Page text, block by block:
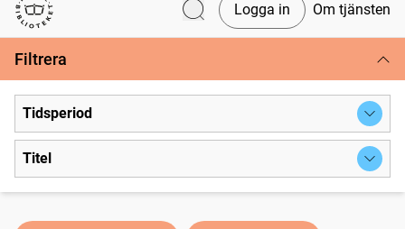
Svenska tidningar
Logga in Om tjänsten
Filtrera
Tidsperiod
Titel